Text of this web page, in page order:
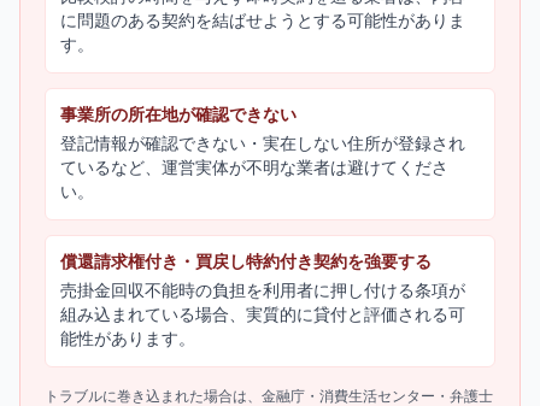
に問題のある契約を結ばせようとする可能性がありま
す。
事業所の所在地が確認できない
登記情報が確認できない・実在しない住所が登録され
ているなど、運営実体が不明な業者は避けてくださ
い。
償還請求権付き・買戻し特約付き契約を強要する
売掛金回収不能時の負担を利用者に押し付ける条項が
組み込まれている場合、実質的に貸付と評価される可
能性があります。
トラブルに巻き込まれた場合は、金融庁・消費生活センター・弁護士